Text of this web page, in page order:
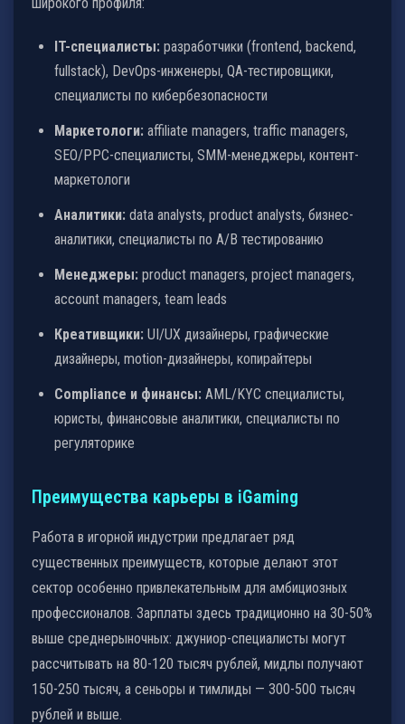
IT-специалисты: разработчики (frontend, backend,
fullstack), DevOps-инженеры, QA-тестировщики,
специалисты по кибербезопасности
Маркетологи: affiliate managers, traffic managers,
SEO/PPC-специалисты, SMM-менеджеры, контент-
маркетологи
Аналитики: data analysts, product analysts, бизнес-
аналитики, специалисты по A/B тестированию
Менеджеры: product managers, project managers,
account managers, team leads
Креативщики: UI/UX дизайнеры, графические
дизайнеры, motion-дизайнеры, копирайтеры
Compliance и финансы: AML/KYC специалисты,
юристы, финансовые аналитики, специалисты по
регуляторике
Преимущества карьеры в iGaming
Работа в игорной индустрии предлагает ряд
существенных преимуществ, которые делают этот
сектор особенно привлекательным для амбициозных
профессионалов. Зарплаты здесь традиционно на 30-50%
выше среднерыночных: джуниор-специалисты могут
рассчитывать на 80-120 тысяч рублей, мидлы получают
150-250 тысяч, а сеньоры и тимлиды — 300-500 тысяч
рублей и выше.